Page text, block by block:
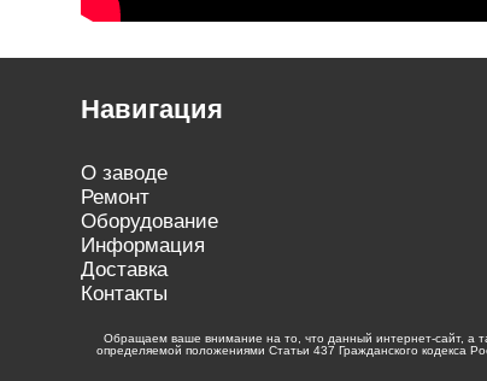
Навигация
О заводе
Ремонт
Оборудование
Информация
Доставка
Контакты
Обращаем ваше внимание на то, что данный интернет-сайт, а
определяемой положениями Статьи 437 Гражданского кодекса